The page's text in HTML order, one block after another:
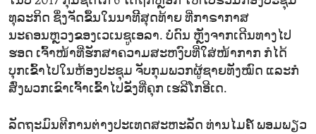
ທຸລະກິດ ຊຶ່ງຈັດຂຶ້ນໃນນາທີິສຸດທ້າຍ ທີ່ກາຣາກາສ
ນະຄອນຫຼວງຂອງເວເນຊູເອລາ. ບໍ່ດົນ ຫຼັງຈາກເດີນທາງໄປ
ຮອດ ເຈົ້າໜ້າທີ່ຮັກສາຄວາມສະຫງົບທີ່ໃສ່ໜ້າກາກ ກໍໄດ້
ບຸກເຂົ້າໄປໃນຫ້ອງປະຊຸມ ຈັບກຸມພວກຜູ້ຊາຍທັງໝົດ ແລະກໍ
ສົ່ງພວກເຂົາເຈົ້າເຂົ້າໄປຂັງທີ່ຄຸກ ເຮລີໂກອີເດ.
ລັດຖະມົນຕີການຕ່າງປະເທດສະຫະລັດ ທ່ານໄມຄ໌ ພອມພຽວ